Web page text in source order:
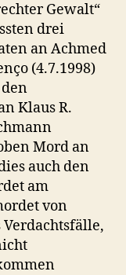
Gewalt“
drei
an Achmed
(4.7.1998)
Klaus R.
Mord an
auch den
am
von
Verdachtsfälle,